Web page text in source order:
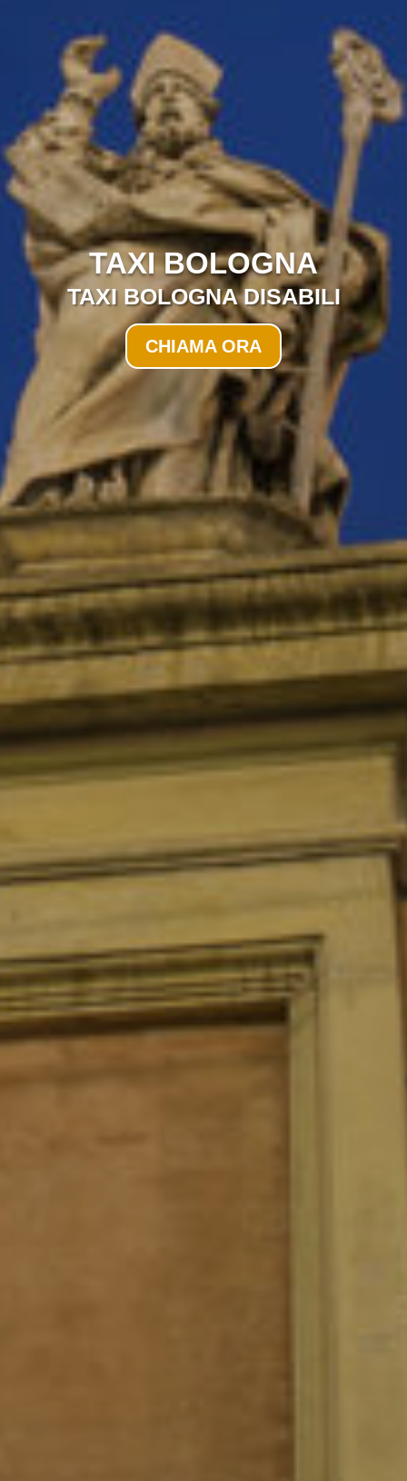
TAXI BOLOGNA
TAXI BOLOGNA DISABILI
CHIAMA ORA